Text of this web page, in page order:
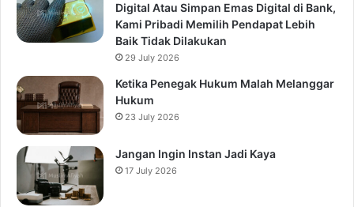
Digital Atau Simpan Emas Digital di Bank,
Kami Pribadi Memilih Pendapat Lebih
Baik Tidak Dilakukan
29 July 2026
Ketika Penegak Hukum Malah Melanggar
Hukum
23 July 2026
Jangan Ingin Instan Jadi Kaya
17 July 2026